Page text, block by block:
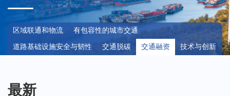
区域联通和物流 有包容性的城市交通
道路基础设施安全与韧性 交通脱碳 交通融资 技术与创新
最新